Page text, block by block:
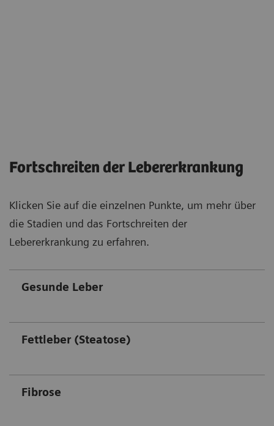
Fortschreiten der Lebererkrankung
Klicken Sie auf die einzelnen Punkte, um mehr über
die Stadien und das Fortschreiten der
Lebererkrankung zu erfahren.
Gesunde Leber
Fettleber (Steatose)
Fibrose